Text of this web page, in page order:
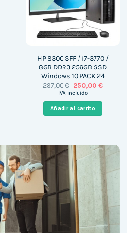
HP 8300 SFF / i7-3770 /
8GB DDR3 256GB SSD
Windows 10 PACK 24
287,00€ El
precio
era:
287,00 €.
250,00 €El
es:
250,00
IVA incluido
Añadir al carrito